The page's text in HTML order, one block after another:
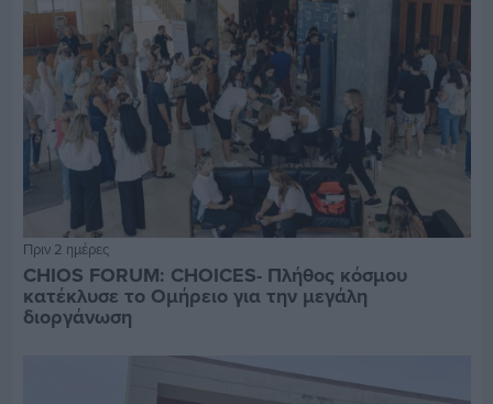
Πριν 2 ημέρες
CHIOS FORUM: CHOICES- Πλήθος κόσμου
κατέκλυσε το Ομήρειο για την μεγάλη
διοργάνωση